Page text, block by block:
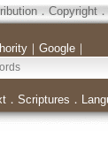
．Copyright．
｜ Google｜
． Scriptures ．